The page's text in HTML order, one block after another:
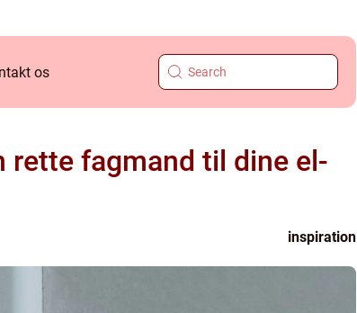
os
fagmand til dine el-
inspiration